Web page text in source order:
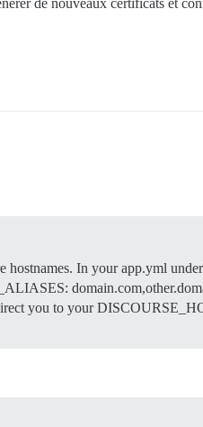
de nouveaux certificats et
hostnames. In your app.yml
you to your